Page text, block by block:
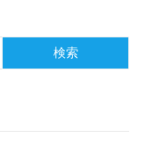
検索